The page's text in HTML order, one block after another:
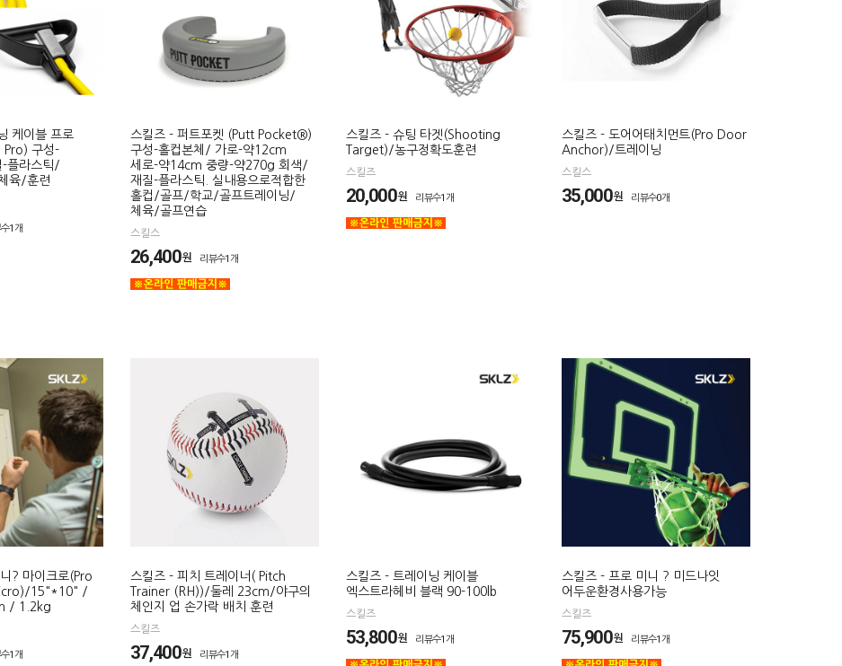
케이블 프로
Pro) 구성-
-플라스틱/
육/훈련
1개
스킬즈 - 퍼트포켓 (Putt Pocket®)
구성-홀컵본체/ 가로-약12cm
세로-약14cm 중량-약270g 회색/
재질-플라스틱. 실내용으로적합한
홀컵/골프/학교/골프트레이닝/
체육/골프연습
스킬스
26,400원 리뷰수1개
스킬즈 - 슈팅 타겟(Shooting
Target)/농구정확도훈련
스킬즈
20,000원 리뷰수1개
스킬즈 - 도어어태치먼트(Pro Door
Anchor)/트레이닝
스킬스
35,000원 리뷰수0개
? 마이크로(Pro
15"*10" /
/ 1.2kg
1개
스킬즈 - 피치 트레이너( Pitch
Trainer (RH))/둘레 23cm/야구의
체인지 업 손가락 배치 훈련
스킬즈
37,400원 리뷰수1개
스킬즈 - 트레이닝 케이블
엑스트라헤비 블랙 90-100lb
스킬즈
53,800원 리뷰수1개
스킬즈 - 프로 미니 ? 미드나잇
어두운환경사용가능
스킬즈
75,900원 리뷰수1개